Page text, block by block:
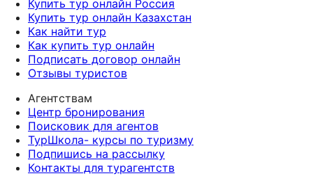
Купить тур онлайн Россия
Купить тур онлайн Казахстан
Как найти тур
Как купить тур онлайн
Подписать договор онлайн
Отзывы туристов
Агентствам
Центр бронирования
Поисковик для агентов
ТурШкола- курсы по туризму
Подпишись на рассылку
Контакты для турагентств